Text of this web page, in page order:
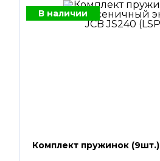
В наличии
Комплект пружинок (9шт.)